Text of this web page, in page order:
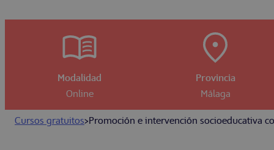
Modalidad
Online
Provincia
Málaga
Cursos gratuitos>Promoción e intervención socioeducativa